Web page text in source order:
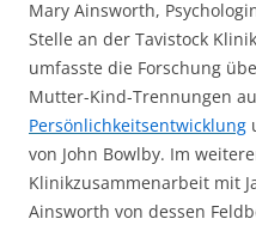
Mary Ainsworth,
Stelle an der Tavistock
umfasste die Forschung
Mutter-Kind-Trennungen
Persönlichkeitsentwicklung
von John Bowlby. Im
Klinikzusammenarbeit mit
Ainsworth von dessen